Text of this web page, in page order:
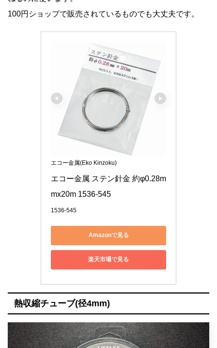
100円ショップで販売されているものでも大丈夫です。
エコー金属(Eko Kinzoku)
エコー金属 ステン針金 約φ0.28m
mx20m 1536-545
1536-545
Amazonで見る
楽天市場で見る
熱収縮チューブ(径4mm)